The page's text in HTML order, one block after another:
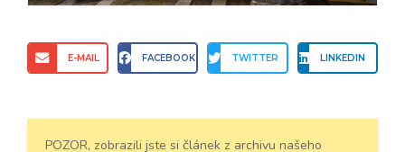
E-MAIL FACEBOOK TWITTER LINKEDIN
POZOR, zobrazili jste si článek z archivu našeho